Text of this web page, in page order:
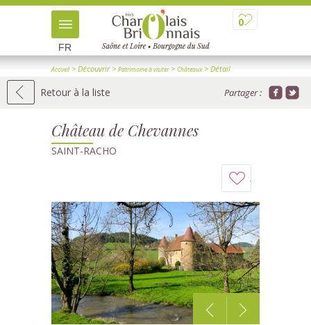
0
FR
Accueil> Découvrir> Patrimoine à visiter> Châteaux> Détail
Retour à la liste Partager :
Château de Chevannes
SAINT-RACHO
à
mon
carnet